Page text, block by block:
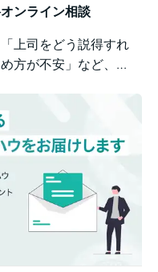
ンライン相談
上司をどう説得すれ
方が不安」など、業